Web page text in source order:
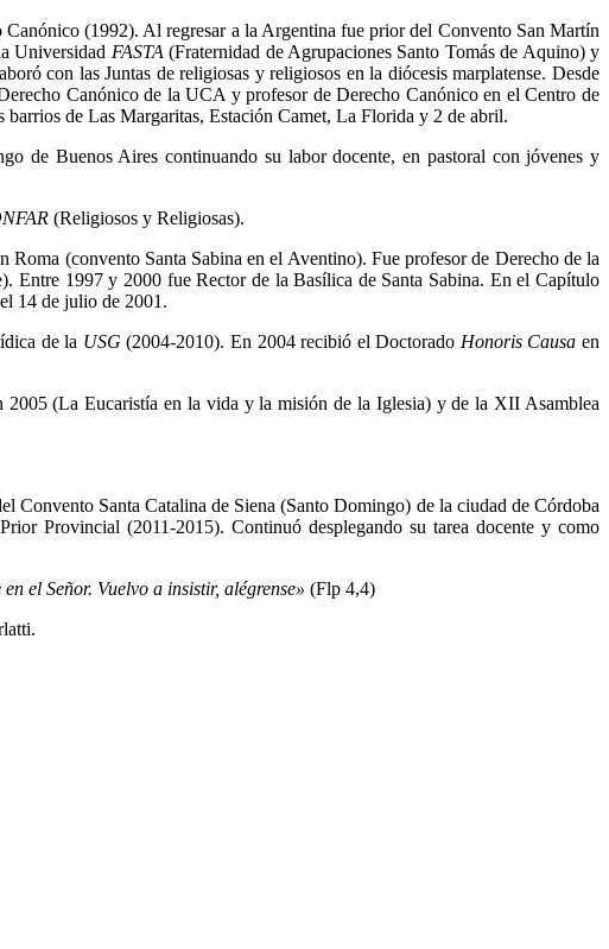
(1992). Al regresar a la Argentina fue prior del Convento San Martín
Universidad FASTA (Fraternidad de Agrupaciones Santo Tomás de Aquino) y
con las Juntas de religiosas y religiosos en la diócesis marplatense. Desde
Canónico de la UCA y profesor de Derecho Canónico en el Centro de
de Las Margaritas, Estación Camet, La Florida y 2 de abril.
de Buenos Aires continuando su labor docente, en pastoral con jóvenes y
(Religiosos y Religiosas).
(convento Santa Sabina en el Aventino). Fue profesor de Derecho de la
Entre 1997 y 2000 fue Rector de la Basílica de Santa Sabina. En el Capítulo
14 de julio de 2001.
de la USG (2004-2010). En 2004 recibió el Doctorado Honoris Causa en
(La Eucaristía en la vida y la misión de la Iglesia) y de la XII Asamblea
Santa Catalina de Siena (Santo Domingo) de la ciudad de Córdoba
Provincial (2011-2015). Continuó desplegando su tarea docente y como
el Señor. Vuelvo a insistir, alégrense» (Flp 4,4)